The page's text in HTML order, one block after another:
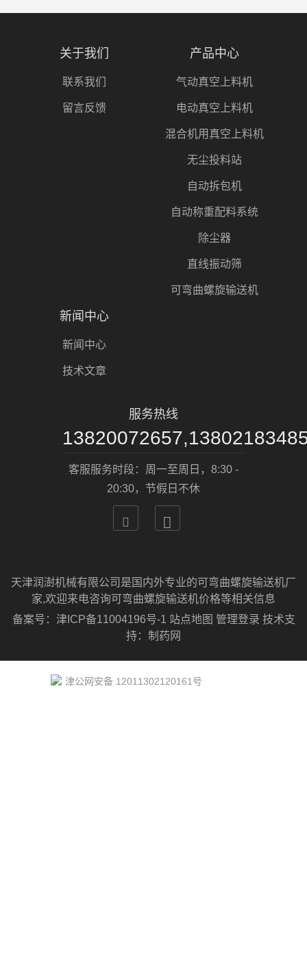
关于我们
联系我们
留言反馈
产品中心
气动真空上料机
电动真空上料机
混合机用真空上料机
无尘投料站
自动拆包机
自动称重配料系统
除尘器
直线振动筛
可弯曲螺旋输送机
新闻中心
新闻中心
技术文章
服务热线
客服服务时段：周一至周日，8:30 -
20:30，节假日不休
 
天津润澍机械有限公司是国内外专业的可弯曲螺旋输送机厂
家,欢迎来电咨询可弯曲螺旋输送机价格等相关信息
备案号： 津ICP备11004196号-1 站点地图 管理登录 技术支
持： 制药网
津公网安备 12011302120161号